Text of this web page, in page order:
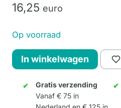
16,25 euro
Op voorraad
Mok
Vlekken
aantal
In winkelwagen
Gratis verzending
Vanaf € 75 in